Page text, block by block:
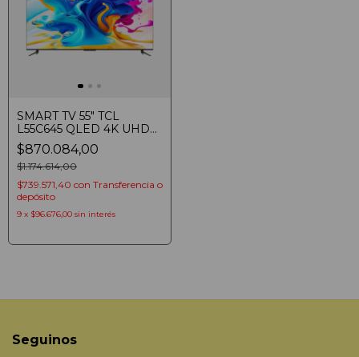
SMART TV 55" TCL
L55C645 QLED 4K UHD
HDR DLG 120HZ AMD
FREESYNC AIPQ 3.0
GOOGLE TV NETFLIX
YOUTUBE (
$870.084,00
$1.174.614,00
$739.571,40 con Transferencia o
depósito
9 x $96.676,00 sin interés
Seguinos